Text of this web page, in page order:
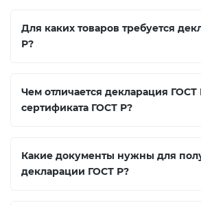
Для каких товаров требуется
Р?
Чем отличается декларация ГОСТ
сертификата ГОСТ Р?
Какие документы нужны для
декларации ГОСТ Р?